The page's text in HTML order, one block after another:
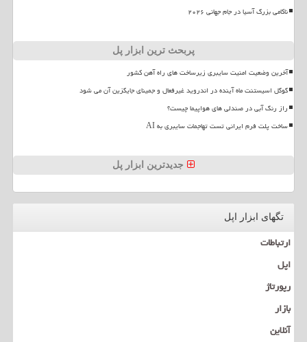
ناکامی بزرگ آسیا در جام جهانی ۲۰۲۶
پربحث ترین ابزار پل
آخرین وضعیت امنیت سایبری زیرساخت های راه آهن کشور
گوگل اسیستنت ماه آینده در اندروید غیرفعال و جمینای جایگزین آن می شود
راز رنگ آبی در صندلی های هواپیما چیست؟
ساخت پلت فرم ایرانی تست تهاجمات سایبری به AI
جدیدترین ابزار پل
تگهای ابزار اپل
ارتباطات
اپل
رپورتاژ
بازار
آنلاین